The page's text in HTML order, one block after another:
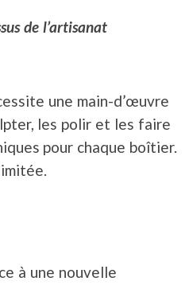
de l’artisanat
une main-d’œuvre
les polir et les faire
pour chaque boîtier.
à une nouvelle